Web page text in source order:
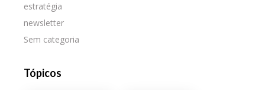
estratégia
newsletter
Sem categoria
Tópicos